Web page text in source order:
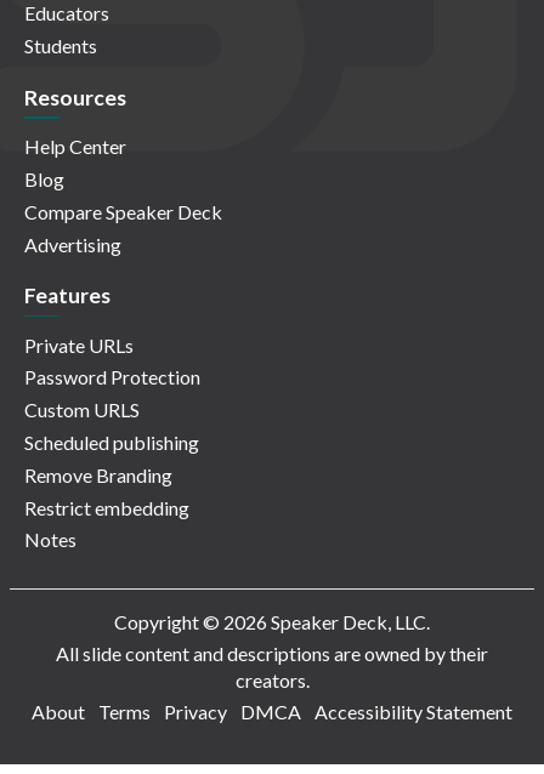
Educators
Students
Resources
Help Center
Blog
Compare Speaker Deck
Advertising
Features
Private URLs
Password Protection
Custom URLS
Scheduled publishing
Remove Branding
Restrict embedding
Notes
Copyright © 2026 Speaker Deck, LLC.
All slide content and descriptions are owned by their
creators.
About
Terms Privacy DMCA Accessibility Statement